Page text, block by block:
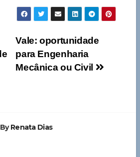
Vale: oportunidade
para Engenharia
Mecânica ou Civil
ByRenata Dias